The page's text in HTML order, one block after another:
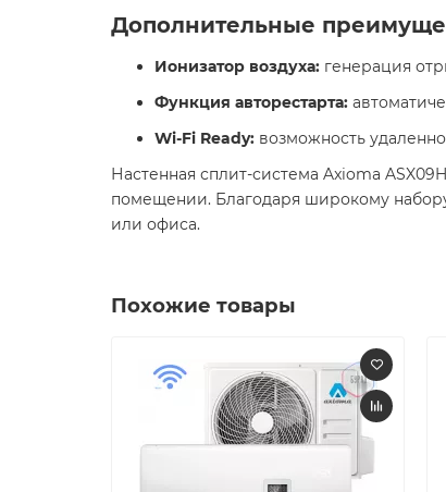
Дополнительные
Ионизатор воздуха: генерация
Функция авторестарта:
Wi-Fi Ready: возможность
Настенная сплит-система Axioma
помещении. Благодаря широкому
или офиса.​
Похожие товары